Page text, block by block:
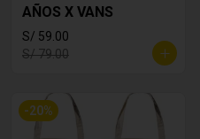
AÑOS X VANS
S/ 59.00
S/ 79.00
-20%